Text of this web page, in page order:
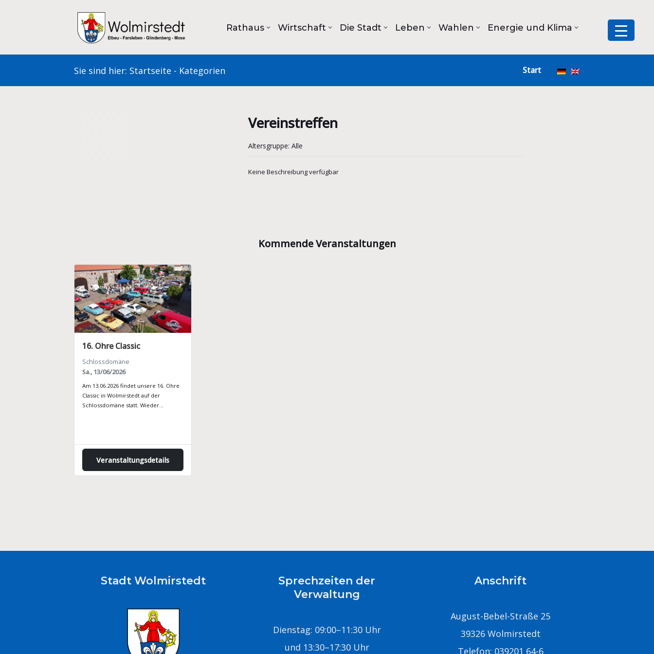
Rathaus Wirtschaft Die Stadt Leben Wahlen Energie und Klima
Sie sind hier: Startseite - Kategorien Start
Vereinstreffen
Altersgruppe: Alle
Keine Beschreibung verfügbar
Kommende Veranstaltungen
16. Ohre Classic
Schlossdomäne
Sa., 13/06/2026
Am 13.06.2026 findet unsere 16. Ohre
Classic in Wolmirstedt auf der
Schlossdomäne statt. Wieder
Veranstaltungsdetails
Stadt Wolmirstedt
Sprechzeiten der
Verwaltung
Dienstag: 09:00–11:30 Uhr
und 13:30–17:30 Uhr
Anschrift
August-Bebel-Straße 25
39326 Wolmirstedt
Telefon: 039201 64-6